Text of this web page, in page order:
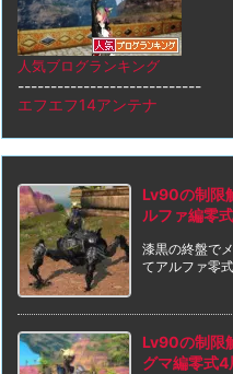
人気ブログランキング
----------------------------
エフエフ14アンテナ
Lv90の制限
ルファ編零
漆黒の終盤で
てアルファ零
Lv90の制限
グマ編零式